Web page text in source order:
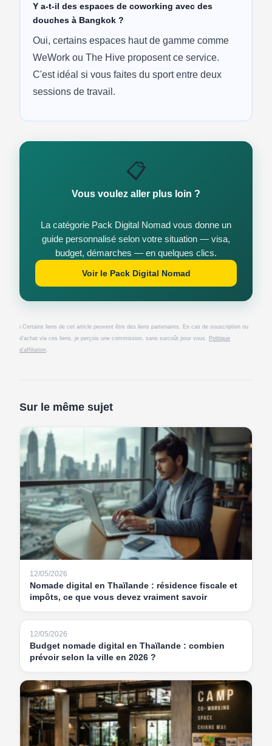
Y a-t-il des espaces de coworking avec des
douches à Bangkok ?
Oui, certains espaces haut de gamme comme
WeWork ou The Hive proposent ce service.
C'est idéal si vous faites du sport entre deux
sessions de travail.
📋
Vous voulez aller plus loin ?
La catégorie Pack Digital Nomad vous donne un
guide personnalisé selon votre situation — visa,
budget, démarches — en quelques clics.
Voir le Pack Digital Nomad
ℹ️ Certains liens de cet article peuvent être des liens partenaires. En cas de souscription ou
d’achat via ces liens, je perçois une commission, sans surcoût pour vous. Politique
d’affiliation.
Sur le même sujet
12/05/2026
Nomade digital en Thaïlande : résidence fiscale et
impôts, ce que vous devez vraiment savoir
12/05/2026
Budget nomade digital en Thaïlande : combien
prévoir selon la ville en 2026 ?